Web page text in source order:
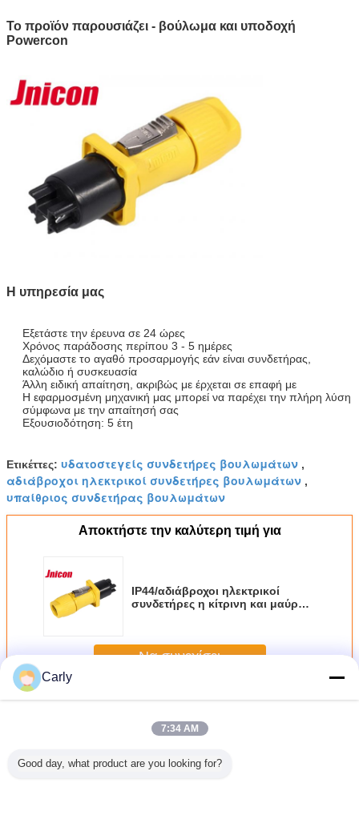
Το προϊόν παρουσιάζει - βούλωμα και υποδοχή
Powercon
Η υπηρεσία μας
Εξετάστε την έρευνα σε 24 ώρες
Χρόνος παράδοσης περίπου 3 - 5 ημέρες
Δεχόμαστε το αγαθό προσαρμογής εάν είναι συνδετήρας,
καλώδιο ή συσκευασία
Άλλη ειδική απαίτηση, ακριβώς με έρχεται σε επαφή με
Η εφαρμοσμένη μηχανική μας μπορεί να παρέχει την πλήρη λύση
σύμφωνα με την απαίτησή σας
Εξουσιοδότηση: 5 έτη
Ετικέττες: υδατοστεγείς συνδετήρες βουλωμάτων ,
αδιάβροχοι ηλεκτρικοί συνδετήρες βουλωμάτων ,
υπαίθριος συνδετήρας βουλωμάτων
Αποκτήστε την καλύτερη τιμή για
IP44/αδιάβροχοι ηλεκτρικοί
συνδετήρες η κίτρινη και μαύρη
Να συνεχίσει
Περισσότεροιαδιάβροχοι συνδετήρες βουλωμάτων
Carly
7:34 AM
Good day, what product are you looking for?